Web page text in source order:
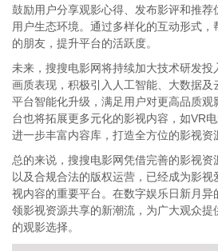
鼓励用户分享观影心得、发布影评和推荐
用户生态环境。通过多样化的互动形式
的朋友，提升平台的活跃度。
未来，搜搜电影网将持续加大技术研发投
画质表现，积极引入人工智能、大数据及
平台智能化升级，满足用户对更高品质
台也将拓展更多元化的影视内容，如VR
进一步丰富内容库，打造全方位的影视资
总的来说，搜搜电影网凭借完善的影视
以及合规合法的版权运营，已经成为影
视内容的重要平台。在数字娱乐日新月异
领影视资源共享的新潮流，为广大观众
的观影选择。